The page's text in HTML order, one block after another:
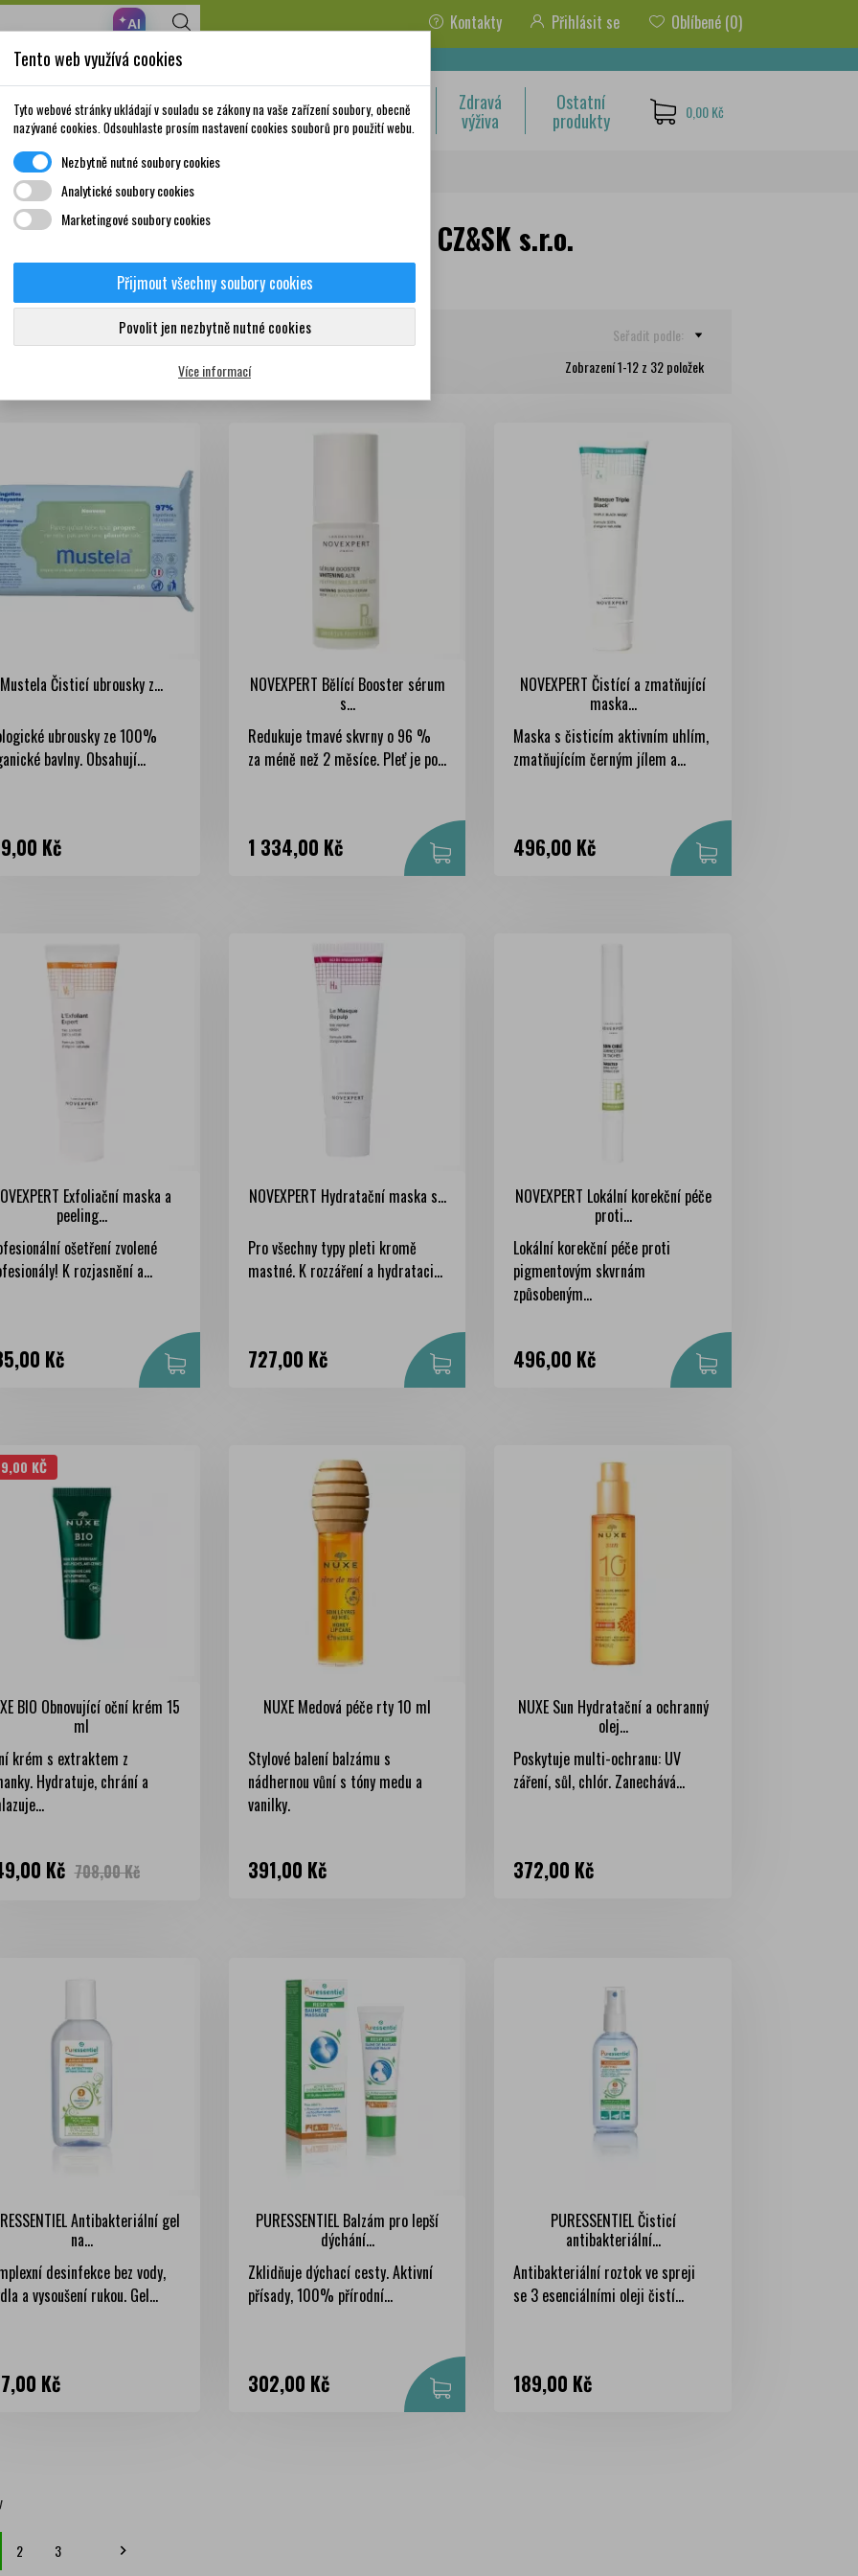
✦AI Kontakty Přihlásit se Oblíbené (0)
Nakupte za 999,- Kč a získáte dopravu zdarma!
prodejné
léky
Doplňky stravy a
vitamíny
Matka a
dítě
Krása a
péče
Zdravá
výživa
Ostatní
produkty 0,00 Kč
produktů dodavatele DIPARLUX CZ&SK s.r.o.
produktů: 32
Seřadit podle:
Zobrazení 1-12 z 32 položek
Mustela Čisticí ubrousky z...
ubrousky ze 100%
bavlny. Obsahují...
Kč
NOVEXPERT Bělící Booster sérum
s...
Redukuje tmavé skvrny o 96 %
za méně než 2 měsíce. Pleť je po...
Cena
1 334,00 Kč
NOVEXPERT Čistící a zmatňující
maska...
Maska s čisticím aktivním uhlím,
zmatňujícím černým jílem a...
Cena
496,00 Kč
Exfoliační maska a
peeling...
ošetření zvolené
K rozjasnění a...
Kč
NOVEXPERT Hydratační maska s...
Pro všechny typy pleti kromě
mastné. K rozzáření a hydrataci...
Cena
727,00 Kč
NOVEXPERT Lokální korekční péče
proti...
Lokální korekční péče proti
pigmentovým skvrnám
způsobeným...
Cena
496,00 Kč
BIO Obnovující oční krém 15
ml
krém s extraktem z
Hydratuje, chrání a
Kč Běžná
708,00 Kč
KČ
NUXE Medová péče rty 10 ml
Stylové balení balzámu s
nádhernou vůní s tóny medu a
vanilky.
Cena
391,00 Kč
NUXE Sun Hydratační a ochranný
olej...
Poskytuje multi-ochranu: UV
záření, sůl, chlór. Zanechává...
Cena
372,00 Kč
Antibakteriální gel
na...
desinfekce bez vody,
a vysoušení rukou. Gel...
Kč
PURESSENTIEL Balzám pro lepší
dýchání...
Zklidňuje dýchací cesty. Aktivní
přísady, 100% přírodní...
Cena
302,00 Kč
PURESSENTIEL Čisticí
antibakteriální...
Antibakteriální roztok ve spreji
se 3 esenciálními oleji čistí...
Cena
189,00 Kč
2 3 
Tento web využívá cookies
Tyto webové stránky ukládají v souladu se zákony na vaše zařízení soubory, obecně
nazývané cookies. Odsouhlaste prosím nastavení cookies souborů pro použití webu.
Nezbytně nutné soubory cookies
Analytické soubory cookies
Marketingové soubory cookies
Přijmout všechny soubory cookies
Povolit jen nezbytně nutné cookies
Více informací